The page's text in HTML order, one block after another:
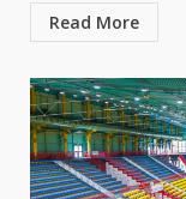
Read More